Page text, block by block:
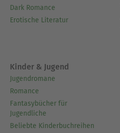
Dark Romance
Erotische Literatur
Kinder & Jugend
Jugendromane
Romance
Fantasybücher für
Jugendliche
Beliebte Kinderbuchreihen